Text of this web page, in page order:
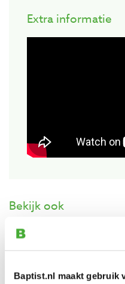
Baptist.nl maakt gebruik
Extra informatie
Bekijk ook
Lie-